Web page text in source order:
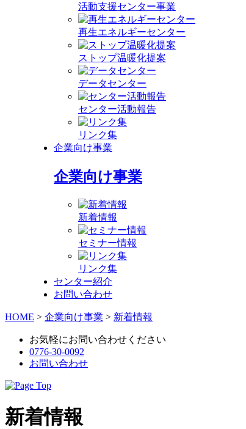
活動支援センター事業
再生エネルギーセンター
ストップ温暖化提案
データセンター
センター活動報告
リンク集
企業向け事業
企業向け事業
新着情報
セミナー情報
リンク集
センター紹介
お問い合わせ
HOME > 企業向け事業 > 新着情報
お気軽にお問い合わせください
0776-30-0092
お問い合わせ
新着情報